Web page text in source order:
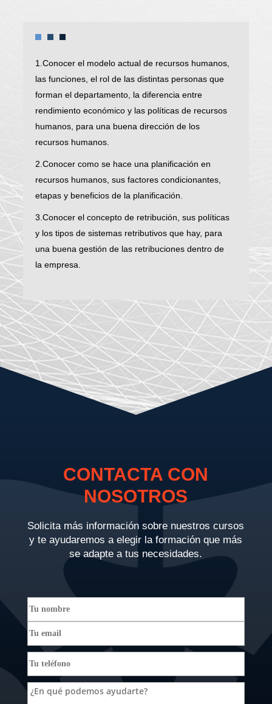
1.Conocer el modelo actual de recursos humanos,
las funciones, el rol de las distintas personas que
forman el departamento, la diferencia entre
rendimiento económico y las políticas de recursos
humanos, para una buena dirección de los
recursos humanos.
2.Conocer como se hace una planificación en
recursos humanos, sus factores condicionantes,
etapas y beneficios de la planificación.
3.Conocer el concepto de retribución, sus políticas
y los tipos de sistemas retributivos que hay, para
una buena gestión de las retribuciones dentro de
la empresa.
CONTACTA CON
NOSOTROS
Solicita más información sobre nuestros cursos
y te ayudaremos a elegir la formación que más
se adapte a tus necesidades.